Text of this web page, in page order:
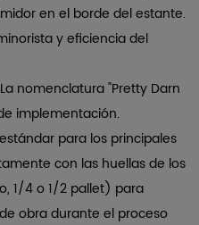
en el borde del estante.
y eficiencia del
La nomenclatura "Pretty Darn
implementación.
para los principales
con las huellas de los
1/4 o 1/2 pallet) para
obra durante el proceso